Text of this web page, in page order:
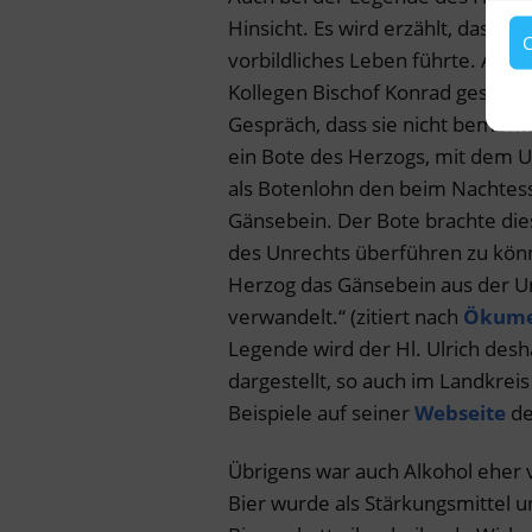
Hinsicht. Es wird erzählt, dass
vorbildliches Leben führte. An
Kollegen Bischof Konrad
Gespräch, dass sie nicht
ein Bote des Herzogs, mit dem
als Botenlohn den beim
Gänsebein. Der Bote brachte
des Unrechts überführen zu
Herzog das Gänsebein aus der
verwandelt.“ (zitiert nach
Legende wird der Hl. Ulrich
dargestellt, so auch im
Beispiele auf seinerWebseite
Übrigens war auch Alkohol
Bier wurde als Stärkungsmittel